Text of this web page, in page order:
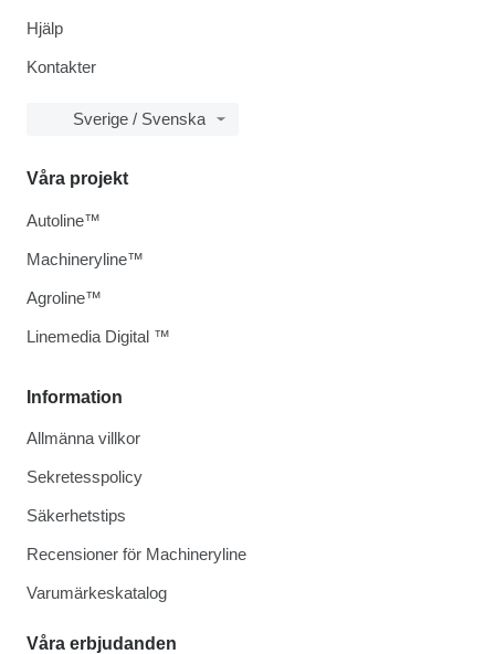
Hjälp
Kontakter
Sverige / Svenska
Information
Allmänna villkor
Sekretesspolicy
Säkerhetstips
Recensioner för Machineryline
Varumärkeskatalog
Våra erbjudanden
Våra projekt
Autoline™
Machineryline™
Agroline™
Linemedia Digital ™